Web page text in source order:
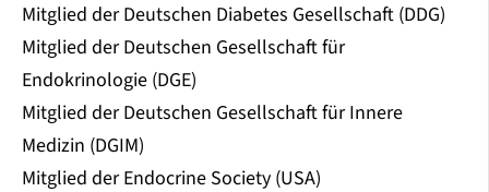
Mitglied der Deutschen Diabetes Gesellschaft (DDG)
Mitglied der Deutschen Gesellschaft für
Endokrinologie (DGE)
Mitglied der Deutschen Gesellschaft für Innere
Medizin (DGIM)
Mitglied der Endocrine Society (USA)